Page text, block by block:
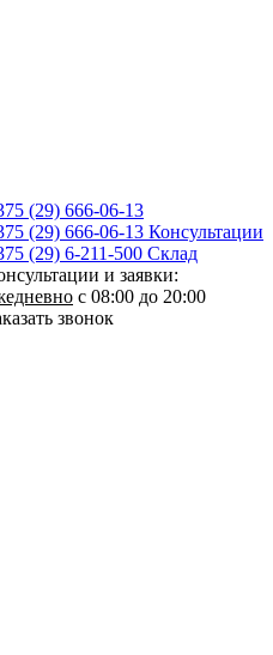
(29) 666-06-13
(29) 666-06-13 Консультации
(29) 6-211-500 Склад
и заявки:
с 08:00 до 20:00
звонок